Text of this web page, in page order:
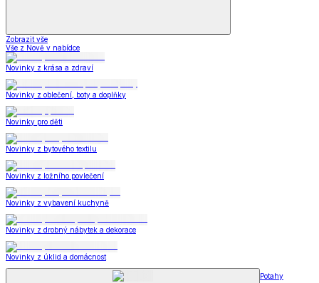
Zobrazit vše
Vše z Nově v nabídce
Novinky z krása a zdraví
Novinky z oblečení, boty a doplňky
Novinky pro děti
Novinky z bytového textilu
Novinky z ložního povlečení
Novinky z vybavení kuchyně
Novinky z drobný nábytek a dekorace
Novinky z úklid a domácnost
Potahy